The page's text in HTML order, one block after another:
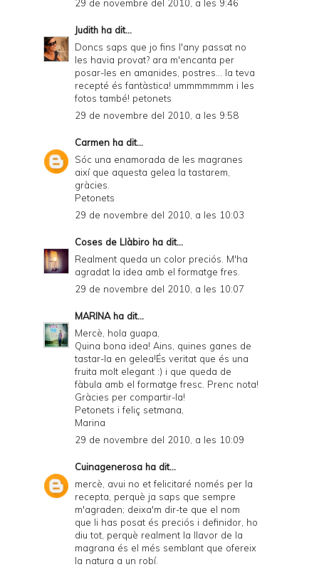
29 de novembre del 2010, a les 9:46
Judith ha dit...
Doncs saps que jo fins l'any passat no
les havia provat? ara m'encanta per
posar-les en amanides, postres... la teva
recepté és fantàstica! ummmmmmm i les
fotos també! petonets
29 de novembre del 2010, a les 9:58
Carmen ha dit...
Sóc una enamorada de les magranes
així que aquesta gelea la tastarem,
gràcies.
Petonets
29 de novembre del 2010, a les 10:03
Coses de Llàbiro ha dit...
Realment queda un color preciós. M'ha
agradat la idea amb el formatge fres.
29 de novembre del 2010, a les 10:07
MARINAha dit...
Mercè, hola guapa,
Quina bona idea! Ains, quines ganes de
tastar-la en gelea!És veritat que és una
fruita molt elegant :) i que queda de
fàbula amb el formatge fresc. Prenc nota!
Gràcies per compartir-la!
Petonets i feliç setmana,
Marina
29 de novembre del 2010, a les 10:09
Cuinagenerosa ha dit...
mercè, avui no et felicitaré només per la
recepta, perquè ja saps que sempre
m'agraden; deixa'm dir-te que el nom
que li has posat és preciós i definidor, ho
diu tot, perquè realment la llavor de la
magrana és el més semblant que ofereix
la natura a un robí.